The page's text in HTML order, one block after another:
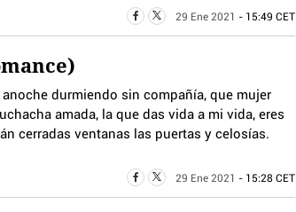
29 Ene 2021 - 15:49 CET
anoche durmiendo sin compañía, que mujer
amada, la que das vida a mi vida, eres
cerradas ventanas las puertas y celosías.
29 Ene 2021 - 15:28 CET